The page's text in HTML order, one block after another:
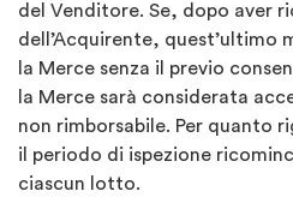
del Venditore. Se, dopo aver
dell’Acquirente, quest’ultimo
la Merce senza il previo
la Merce sarà considerata
non rimborsabile. Per quanto
il periodo di ispezione
ciascun lotto.